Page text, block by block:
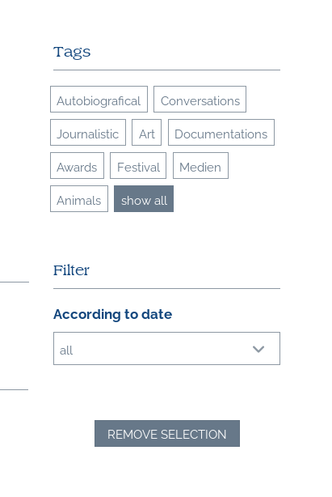
Tags
Autobiografical Conversations
Journalistic Art Documentations
Awards Festival Medien
Animals show all
Filter
According to date
all
REMOVE SELECTION